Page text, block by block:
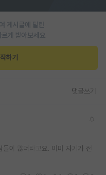
게시글에 달린
게 받아보세요
하기
댓글쓰기
이 많더라고요. 이미 자기가 전